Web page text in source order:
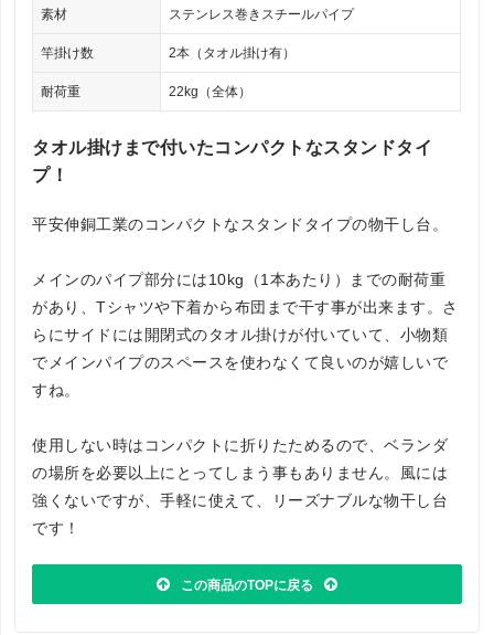
素材 ステンレス巻きスチールパイプ
竿掛け数 2本（タオル掛け有）
耐荷重 22kg（全体）
タオル掛けまで付いたコンパクトなスタンドタイ
プ！
平安伸銅工業のコンパクトなスタンドタイプの物干し台。
メインのパイプ部分には10kg（1本あたり）までの耐荷重
があり、Tシャツや下着から布団まで干す事が出来ます。さ
らにサイドには開閉式のタオル掛けが付いていて、小物類
でメインパイプのスペースを使わなくて良いのが嬉しいで
すね。
使用しない時はコンパクトに折りたためるので、ベランダ
の場所を必要以上にとってしまう事もありません。風には
強くないですが、手軽に使えて、リーズナブルな物干し台
です！
この商品のTOPに戻る